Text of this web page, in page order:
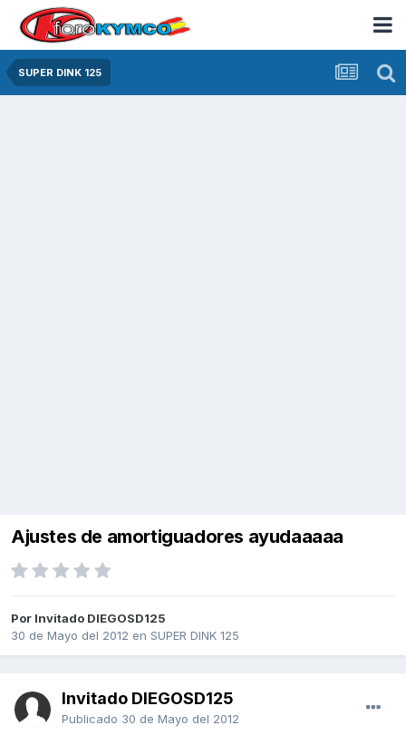
SUPER DINK 125
Ajustes de amortiguadores ayudaaaaa
Por Invitado DIEGOSD125
30 de Mayo del 2012 en SUPER DINK 125
Invitado DIEGOSD125
Publicado 30 de Mayo del 2012